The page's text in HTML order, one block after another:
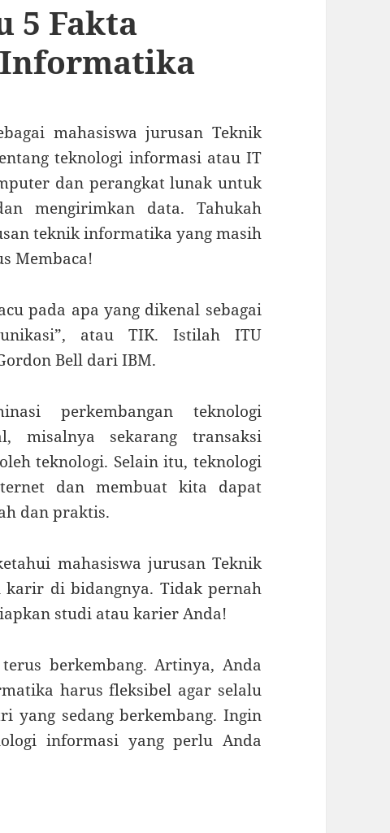
5 Fakta
mahasiswa jurusan Teknik
teknologi informasi atau IT
dan perangkat lunak untuk
mengirimkan data. Tahukah
teknik informatika yang masih
Membaca!
pada apa yang dikenal sebagai
atau TIK. Istilah ITU
Bell dari IBM.
perkembangan teknologi
misalnya sekarang transaksi
teknologi. Selain itu, teknologi
dan membuat kita dapat
dan praktis.
mahasiswa jurusan Teknik
di bidangnya. Tidak pernah
studi atau karier Anda!
berkembang. Artinya, Anda
harus fleksibel agar selalu
yang sedang berkembang. Ingin
informasi yang perlu Anda